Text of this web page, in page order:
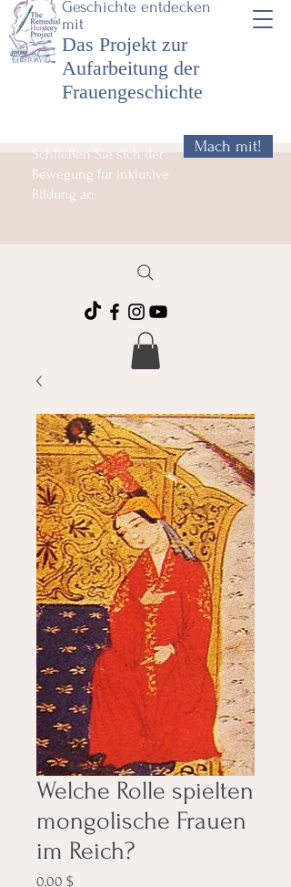
Geschichte entdecken
mit
Das Projekt zur
Aufarbeitung der
Frauengeschichte
Schließen Sie sich der
Bewegung für inklusive
Bildung an
Mach mit!
Welche Rolle spielten
mongolische Frauen
im Reich?
0,00 $Preis